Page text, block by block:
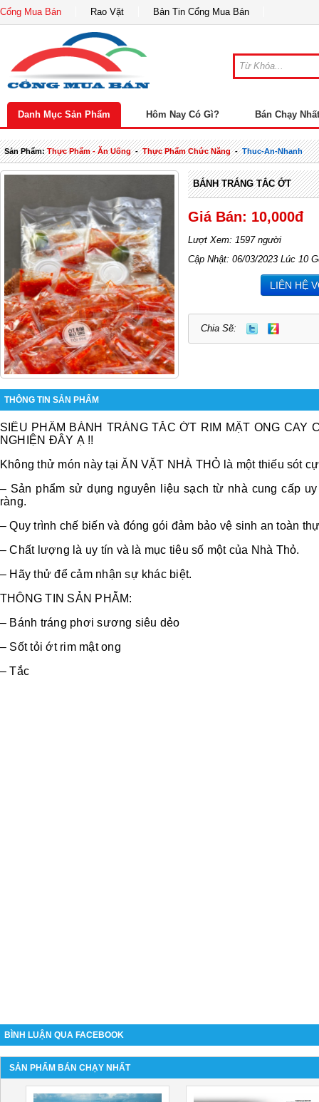
Cổng Mua Bán Rao Vặt Bản Tin Cổng Mua Bán
Danh Mục Sản Phẩm Hôm Nay Có Gì? Bán Chạy Nhất
Sản Phẩm:Thực Phẩm - Ăn Uống-Thực Phẩm Chức Năng-Thuc-An-Nhanh
BÁNH TRÁNG TẮC ỚT
Giá Bán: 10,000đ
Lượt Xem: 1597 người
Cập Nhật: 06/03/2023 Lúc 10
LIÊN HỆ
Chia Sẽ:
THÔNG TIN SẢN PHẨM
SIÊU PHẨM BÁNH TRÁNG TẮC ỚT RIM MẬT ONG CAY
NGHIỆN ĐÂY Ạ !!
Không thử món này tại ĂN VẶT NHÀ THỎ là một thiếu sót
– Sản phẩm sử dụng nguyên liệu sạch từ nhà cung cấp
ràng.
– Quy trình chế biến và đóng gói đảm bảo vệ sinh an toàn
– Chất lượng là uy tín và là mục tiêu số một của Nhà Thỏ.
– Hãy thử để cảm nhận sự khác biệt.
THÔNG TIN SẢN PHẪM:
– Bánh tráng phơi sương siêu dẻo
– Sốt tỏi ớt rim mật ong
– Tắc
BÌNH LUẬN QUA FACEBOOK
SẢN PHẨM BÁN CHẠY NHẤT